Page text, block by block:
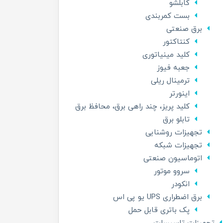
کابلشو
بست کمربندی
برق صنعتی
کنتاکتور
کلید مینیاتوری
جعبه فیوز
ترمینال ریلی
اینورتر
کلید پریز، چند راهی برق، محافظ برق
تابلو برق
تجهیزات روشنایی
تجهیزات شبکه
اتوماسیون صنعتی
سروو موتور
انکودر
برق اضطراری UPS یو پی اس
پک باتری قابل حمل